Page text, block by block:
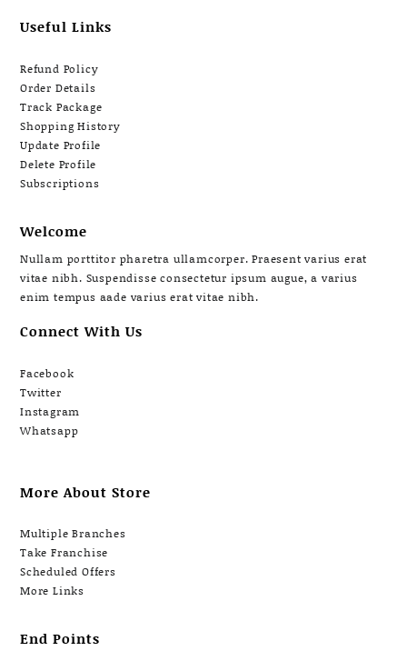
Useful Links
Refund Policy
Order Details
Track Package
Shopping History
Update Profile
Delete Profile
Subscriptions
Welcome
Nullam porttitor pharetra ullamcorper. Praesent varius erat
vitae nibh. Suspendisse consectetur ipsum augue, a varius
enim tempus aade varius erat vitae nibh.
Connect With Us
Facebook
Twitter
Instagram
Whatsapp
More About Store
Multiple Branches
Take Franchise
Scheduled Offers
More Links
End Points